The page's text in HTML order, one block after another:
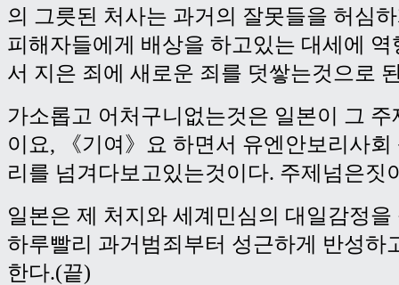
의 그릇된 처사는 과거의 잘못들을 허심
피해자들에게 배상을 하고있는 대세에
서 지은 죄에 새로운 죄를 덧쌓는것으로
가소롭고 어처구니없는것은 일본이 그
이요, 《기여》요 하면서 유엔안보리사
리를 넘겨다보고있는것이다. 주제넘은짓
일본은 제 처지와 세계민심의 대일감정을
하루빨리 과거범죄부터 성근하게 반성하
한다.(끝)